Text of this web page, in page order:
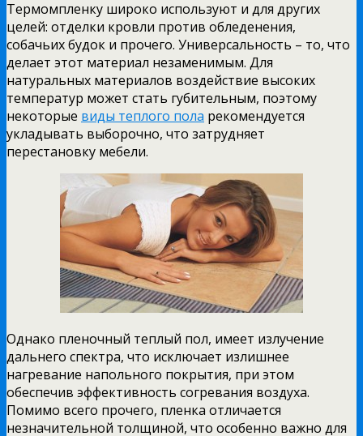
Термомпленку широко используют и для других
целей: отделки кровли против обледенения,
собачьих будок и прочего. Универсальность – то, что
делает этот материал незаменимым. Для
натуральных материалов воздействие высоких
температур может стать губительным, поэтому
некоторые виды теплого пола рекомендуется
укладывать выборочно, что затрудняет
перестановку мебели.
Однако пленочный теплый пол, имеет излучение
дальнего спектра, что исключает излишнее
нагревание напольного покрытия, при этом
обеспечив эффективность согревания воздуха.
Помимо всего прочего, пленка отличается
незначительной толщиной, что особенно важно для